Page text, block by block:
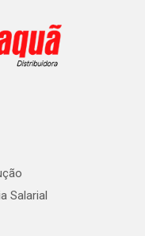
Salarial